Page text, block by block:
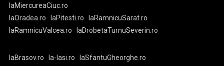
laMiercureaCiuc.ro
laOradea.ro
laPitesti.ro
laRamnicuSarat.ro
laRamnicuValcea.ro
laDrobetaTurnuSeverin.ro
laBrasov.ro la-Iasi.ro laSfantuGheorghe.ro